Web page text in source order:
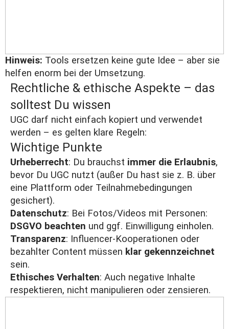
Hinweis: Tools ersetzen keine gute Idee – aber sie
helfen enorm bei der Umsetzung.
Rechtliche & ethische Aspekte – das
solltest Du wissen
UGC darf nicht einfach kopiert und verwendet
werden – es gelten klare Regeln:
Wichtige Punkte
Urheberrecht: Du brauchst immer die Erlaubnis,
bevor Du UGC nutzt (außer Du hast sie z. B. über
eine Plattform oder Teilnahmebedingungen
gesichert).
Datenschutz: Bei Fotos/Videos mit Personen:
DSGVO beachten und ggf. Einwilligung einholen.
Transparenz: Influencer-Kooperationen oder
bezahlter Content müssen klar gekennzeichnet
sein.
Ethisches Verhalten: Auch negative Inhalte
respektieren, nicht manipulieren oder zensieren.